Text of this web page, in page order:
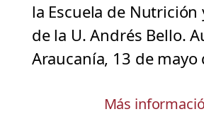
la Escuela de Nutrición
de la U. Andrés Bello.
Araucanía, 13 de mayo
Más